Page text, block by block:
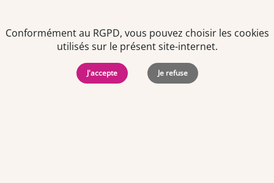
protection des
Mentions Légales
Copyright © 2026. Team
Officine. Tous droits
Conformément au RGPD, vous pouvez choisir les cookies
utilisés sur le présent site-internet.
J'accepte Je refuse